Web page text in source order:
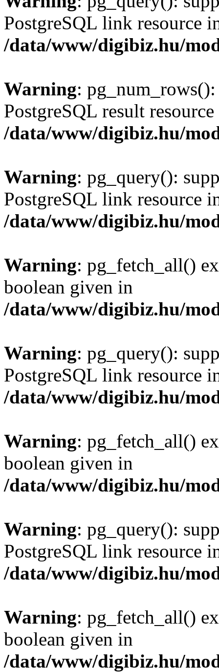
PostgreSQL link resource
/data/www/digibiz.hu/
Warning:
PostgreSQL result
/data/www/digibiz.hu/
Warning: pg_query():
PostgreSQL link resource
/data/www/digibiz.hu/
Warning: pg_fetch_all()
boolean given in
/data/www/digibiz.hu/
Warning: pg_query():
PostgreSQL link resource
/data/www/digibiz.hu/
Warning: pg_fetch_all()
boolean given in
/data/www/digibiz.hu/
Warning: pg_query():
PostgreSQL link resource
/data/www/digibiz.hu/
Warning: pg_fetch_all()
boolean given in
/data/www/digibiz.hu/